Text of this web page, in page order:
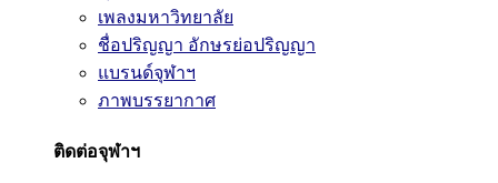
เพลงมหาวิทยาลัย
ชื่อปริญญา อักษรย่อปริญญา
แบรนด์จุฬาฯ
ภาพบรรยากาศ
ติดต่อจุฬาฯ